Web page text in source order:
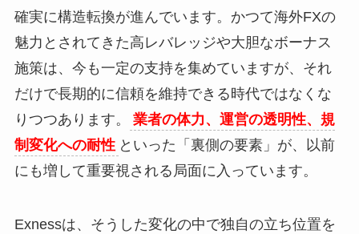
確実に構造転換が進んでいます。かつて海外FXの
魅力とされてきた高レバレッジや大胆なボーナス
施策は、今も一定の支持を集めていますが、それ
だけで長期的に信頼を維持できる時代ではなくな
りつつあります。
業者の体力、運営の透明性、規
制変化への耐性 といった「裏側の要素」が、以前
にも増して重要視される局面に入っています。
Exnessは、そうした変化の中で独自の立ち位置を